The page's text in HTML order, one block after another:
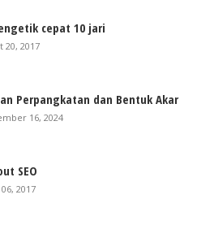
cepat 10 jari
20, 2017
Perpangkatan dan Bentuk Akar
16, 2024
SEO
2017